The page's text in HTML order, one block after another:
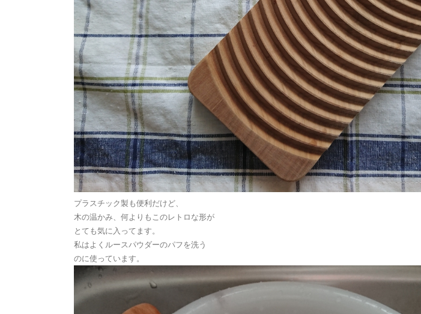
プラスチック製も便利だけど、
木の温かみ、何よりもこのレトロな形が
とても気に入ってます。
私はよくルースパウダーのパフを洗う
のに使っています。